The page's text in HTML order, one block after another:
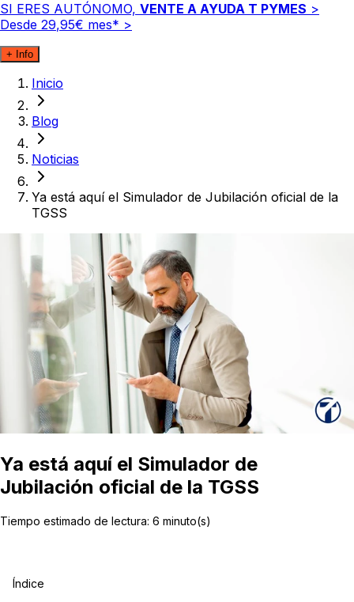
SI ERES AUTÓNOMO, VENTE A AYUDA T PYMES >
Desde 29,95€ mes* >
+ Info
Inicio
Blog
Noticias
Ya está aquí el Simulador de Jubilación oficial de la
TGSS
Ya está aquí el Simulador de
Jubilación oficial de la TGSS
Tiempo estimado de lectura: 6 minuto(s)
Índice